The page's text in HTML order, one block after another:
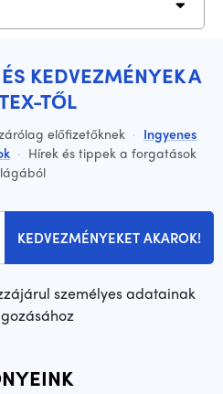
KEDVEZMÉNYEK A
TŐL
előfizetőknek · Ingyenes
· Hírek és tippek a forgatások
KEDVEZMÉNYEKET AKAROK!
személyes adatainak